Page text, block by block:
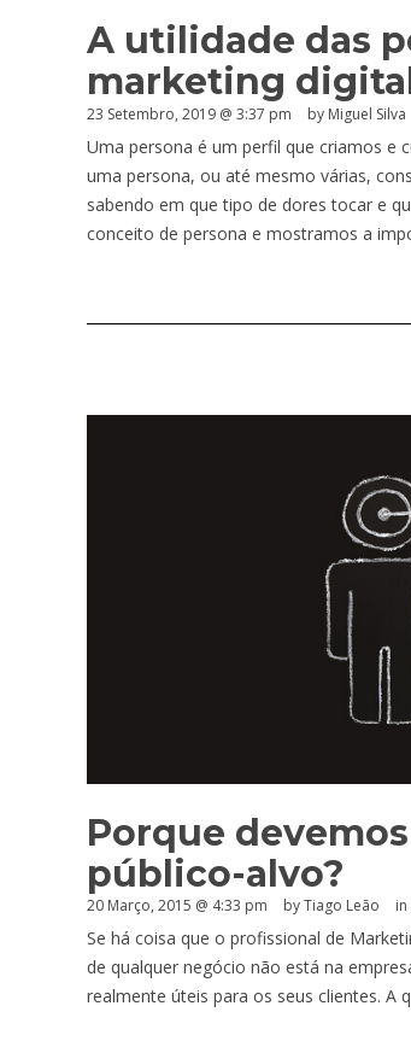
A utilidade das
marketing
23 Setembro, 2019 @ 3:37 pm by Miguel Silva
Uma persona é um perfil que criamos e
uma persona, ou até mesmo várias,
sabendo em que tipo de dores tocar e
conceito de persona e mostramos a
Porque
público-alvo?
20 Março, 2015 @ 4:33 pm by Tiago Leão in
Se há coisa que o profissional de
de qualquer negócio não está na
realmente úteis para os seus clientes. A